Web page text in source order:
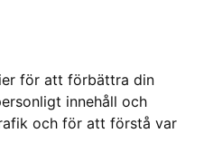
för att förbättra din
innehåll och
och för att förstå var
OM OSS &